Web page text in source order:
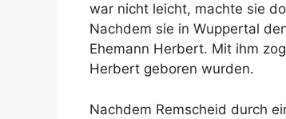
war nicht leicht, machte sie
Nachdem sie in Wuppertal
Ehemann Herbert. Mit ihm
Herbert geboren wurden.
Nachdem Remscheid durch